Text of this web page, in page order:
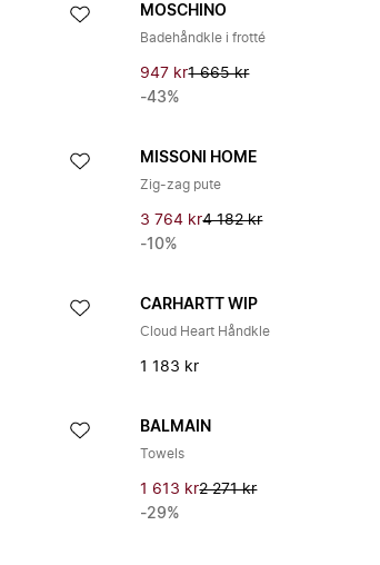
MOSCHINO
Badehåndkle i frotté
947 kr1 665 kr
-43%
MISSONI HOME
Zig-zag pute
3 764 kr4 182 kr
-10%
CARHARTT WIP
Cloud Heart Håndkle
1 183 kr
BALMAIN
Towels
1 613 kr2 271 kr
-29%